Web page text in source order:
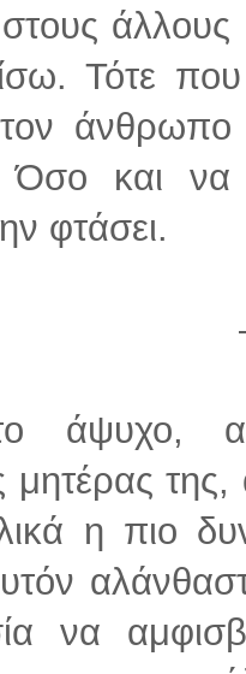
άλλους
Τότε
Όσο και
φτάσει.
άψυχο,
της,
η πιο
να